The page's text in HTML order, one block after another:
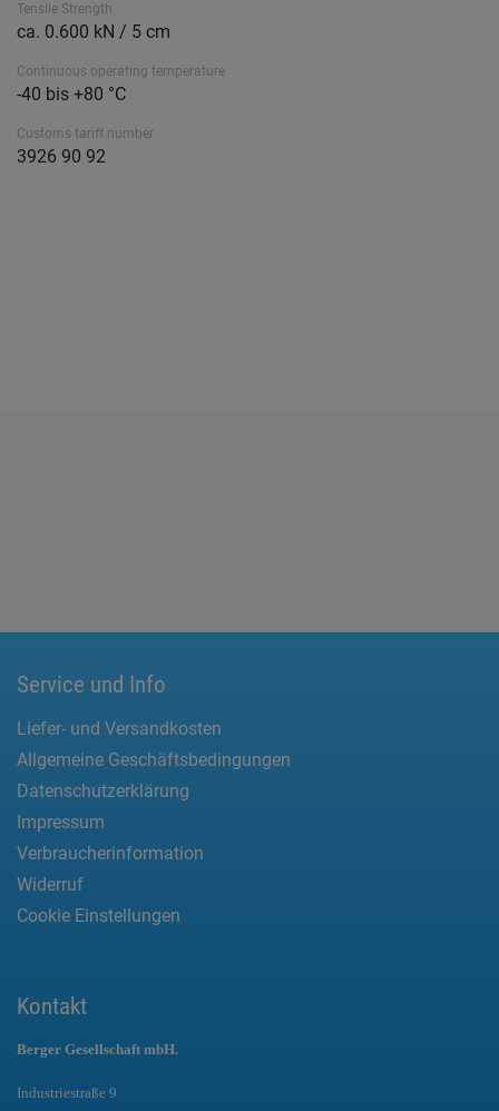
Tensile Strength
ca. 0.600 kN / 5 cm
Continuous operating temperature
-40 bis +80 °C
Customs tariff number
3926 90 92
Service und Info
Liefer- und Versandkosten
Allgemeine Geschäftsbedingungen
Datenschutzerklärung
Impressum
Verbraucherinformation
Widerruf
Cookie Einstellungen
Kontakt
Berger Gesellschaft mbH.
Industriestraße 9